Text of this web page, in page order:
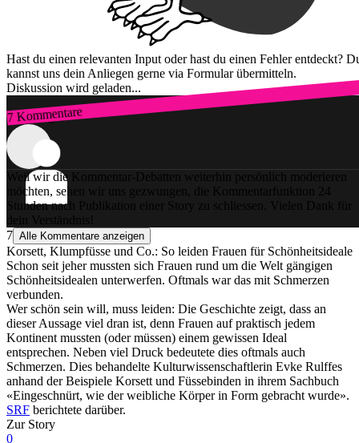
Hast du einen relevanten Input oder hast du einen Fehler entdeckt?
kannst uns dein Anliegen gerne via Formular übermitteln.
Diskussion wird geladen...
7 Kommentare
Zum Login
Weil wir die Kommentar-Debatten weiterhin persönlich moderieren
möchten, sehen wir uns gezwungen, die Kommentarfunktion 24
Stunden nach Publikation einer Story zu schliessen. Vielen Dank für
dein Verständnis!
7 Alle Kommentare anzeigen
Korsett, Klumpfüsse und Co.: So leiden Frauen für Schönheitsideale
Schon seit jeher mussten sich Frauen rund um die Welt gängigen
Schönheitsidealen unterwerfen. Oftmals war das mit Schmerzen
verbunden.
Wer schön sein will, muss leiden: Die Geschichte zeigt, dass an
dieser Aussage viel dran ist, denn Frauen auf praktisch jedem
Kontinent mussten (oder müssen) einem gewissen Ideal
entsprechen. Neben viel Druck bedeutete dies oftmals auch
Schmerzen. Dies behandelte Kulturwissenschaftlerin Evke Rulffes
anhand der Beispiele Korsett und Füssebinden in ihrem Sachbuch
«Eingeschnürt, wie der weibliche Körper in Form gebracht wurde».
SRF berichtete darüber.
Zur Story
0